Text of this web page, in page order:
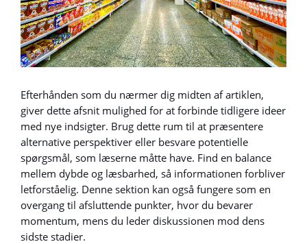
Efterhånden som du nærmer dig midten af artiklen,
giver dette afsnit mulighed for at forbinde tidligere ideer
med nye indsigter. Brug dette rum til at præsentere
alternative perspektiver eller besvare potentielle
spørgsmål, som læserne måtte have. Find en balance
mellem dybde og læsbarhed, så informationen forbliver
letforståelig. Denne sektion kan også fungere som en
overgang til afsluttende punkter, hvor du bevarer
momentum, mens du leder diskussionen mod dens
sidste stadier.